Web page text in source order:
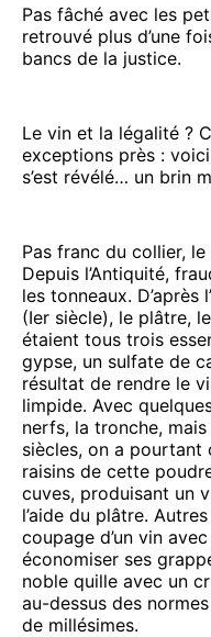
Pas fâché avec les
retrouvé plus d’une
bancs de la justice.
Le vin et la légalité ?
exceptions près :
s’est révélé… un brin
Pas franc du collier,
Depuis l’Antiquité,
les tonneaux. D’après
(Ier siècle), le plâtre,
étaient tous trois
gypse, un sulfate de
résultat de rendre le
limpide. Avec
nerfs, la tronche,
siècles, on a pourtant
raisins de cette
cuves, produisant un
l’aide du plâtre.
coupage d’un vin
économiser ses
noble quille avec un
au-dessus des
de millésimes.